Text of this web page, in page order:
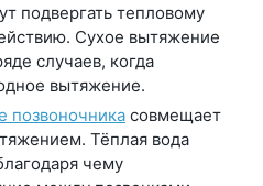
подвергать тепловому
Сухое вытяжение
случаев, когда
вытяжение.
позвоночника совмещает
Тёплая вода
чему